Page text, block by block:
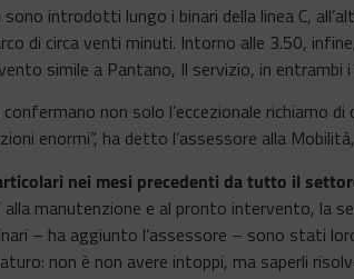
introdotti lungo i binari della linea C,
di circa venti minuti. Intorno alle 3.50,
simile a Pantano, Il servizio, in
non solo l’eccezionale
enormi”, ha detto l’assessore alla Mobilità,
nei mesi precedenti da tutto il
manutenzione e al pronto intervento, la
– ha aggiunto l’assessore – sono stati
non è non avere intoppi, ma saperli